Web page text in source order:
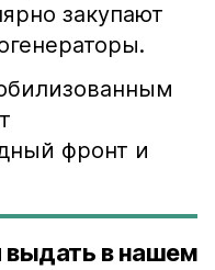
закупают
фронт и
выдать в нашем